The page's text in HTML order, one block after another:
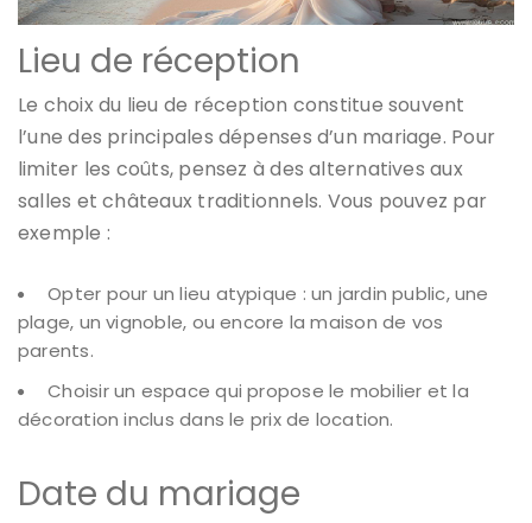
Lieu de réception
Le choix du lieu de réception constitue souvent
l’une des principales dépenses d’un mariage. Pour
limiter les coûts, pensez à des alternatives aux
salles et châteaux traditionnels. Vous pouvez par
exemple :
Opter pour un lieu atypique : un jardin public, une
plage, un vignoble, ou encore la maison de vos
parents.
Choisir un espace qui propose le mobilier et la
décoration inclus dans le prix de location.
Date du mariage